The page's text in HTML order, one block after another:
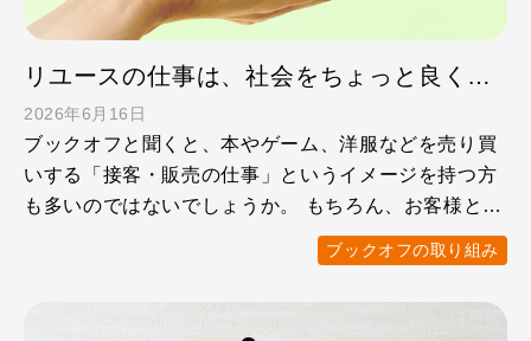
リユースの仕事は、社会をちょっと良くする仕事。ブックオフで働く意義
2026年6月16日
ブックオフと聞くと、本やゲーム、洋服などを売り買
いする「接客・販売の仕事」というイメージを持つ方
も多いのではないでしょうか。 もちろん、お客様と接
ブックオフの取り組み